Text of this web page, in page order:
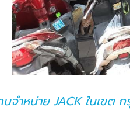
จำหน่าย JACK ในเขต